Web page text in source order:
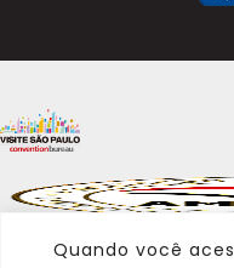
Quando você